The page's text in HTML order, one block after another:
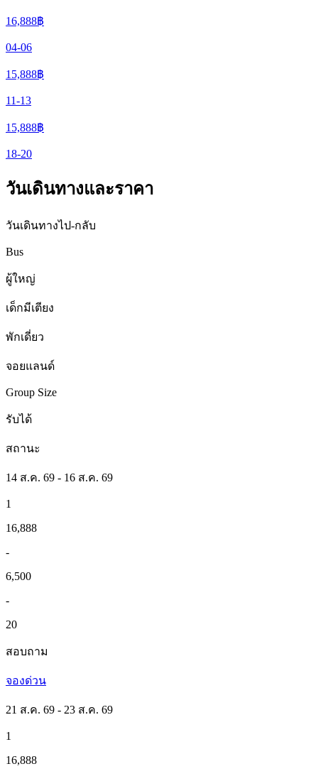
16,888฿
04-06
15,888฿
11-13
15,888฿
18-20
วันเดินทางและราคา
วันเดินทางไป-กลับ
Bus
ผู้ใหญ่
เด็กมีเตียง
พักเดี่ยว
จอยแลนด์
Group Size
รับได้
สถานะ
14 ส.ค. 69 - 16 ส.ค. 69
1
16,888
-
6,500
-
20
สอบถาม
จองด่วน
21 ส.ค. 69 - 23 ส.ค. 69
1
16,888